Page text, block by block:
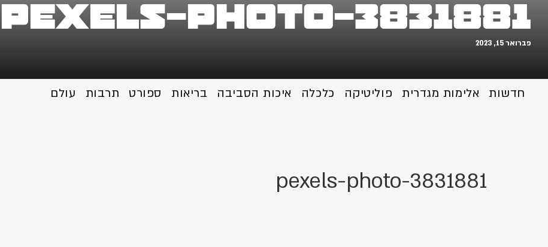
pexels-photo-3831881
פברואר 15, 2023
חדשות אלימות מגדרית פוליטיקה כלכלה איכות הסביבה בריאות ספורט תרבות עולם
pexels-photo-3831881